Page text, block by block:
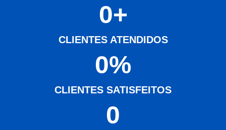
CLIENTES ATENDIDOS
0+
CLIENTES SATISFEITOS
0%
0